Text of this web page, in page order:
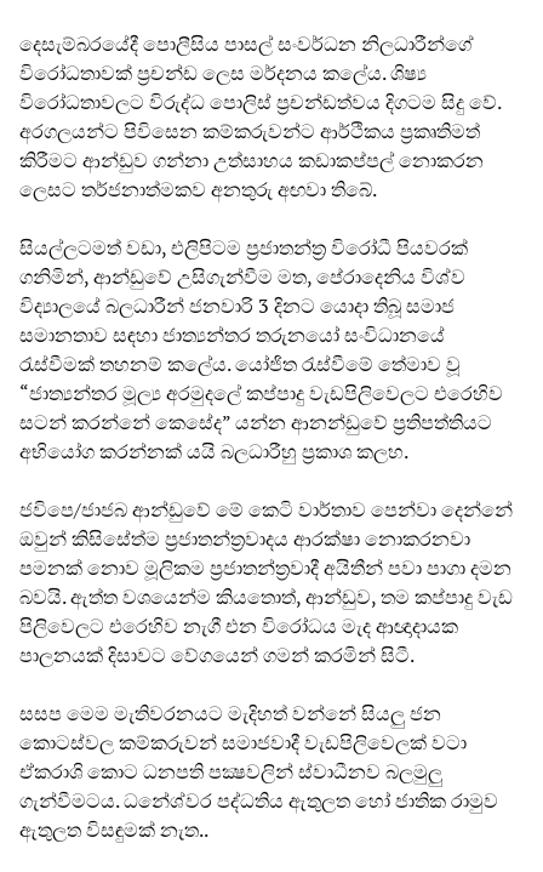
දෙසැම්බරයේදී පොලීසිය පාසල් සංවර්ධන නිලධාරීන්ගේ
විරෝධතාවක් ප්‍රචන්ඩ ලෙස මර්දනය කලේය. ශිෂ්‍ය
විරෝධතාවලට විරුද්ධ පොලිස් ප්‍රචන්ඩත්වය දිගටම සිදු වේ.
අරගලයන්ට පිවිසෙන කම්කරුවන්ට ආර්ථිකය ප්‍රකෘතිමත්
කිරීමට ආන්ඩුව ගන්නා උත්සාහය කඩාකප්පල් නොකරන
ලෙසට තර්ජනාත්මකව අනතුරු අඟවා තිබේ.
සියල්ලටමත් වඩා, එලිපිටම ප්‍රජාතන්ත්‍ර විරෝධී පියවරක්
ගනිමින්, ආන්ඩුවේ උසිගැන්වීම මත, පේරාදෙනිය විශ්ව
විද්‍යාලයේ බලධාරීන් ජනවාරි 3 දිනට යොදා තිබූ සමාජ
සමානතාව සඳහා ජාත්‍යන්තර තරුනයෝ සංවිධානයේ
රැස්වීමක් තහනම් කලේය. යෝජිත රැස්වීමේ තේමාව වූ
“ජාත්‍යන්තර මූල්‍ය අරමුදලේ කප්පාදු වැඩපිලිවෙලට එරෙහිව
සටන් කරන්නේ කෙසේද” යන්න ආනන්ඩුවේ ප්‍රතිපත්තියට
අභියෝග කරන්නක් යයි බලධාරීහු ප්‍රකාශ කලහ.
ජවිපෙ/ජාජබ ආන්ඩුවේ මේ කෙටි වාර්තාව පෙන්වා දෙන්නේ
ඔවුන් කිසිසේත්ම ප්‍රජාතන්ත්‍රවාදය ආරක්ෂා නොකරනවා
පමනක් නොව මූලිකම ප්‍රජාතන්ත්‍රවාදී අයිතීන් පවා පාගා දමන
බවයි. ඇත්ත වශයෙන්ම කියතොත්, ආන්ඩුව, තම කප්පාදු වැඩ
පිලිවෙලට එරෙහිව නැගී එන විරෝධය මැද ආඥාදායක
පාලනයක් දිසාවට වේගයෙන් ගමන් කරමින් සිටී.
සසප මෙම මැතිවරනයට මැදිහත් වන්නේ සියලු ජන
කොටස්වල කම්කරුවන් සමාජවාදී වැඩපිලිවෙලක් වටා
ඒකරාශි කොට ධනපති පක්‍ෂවලින් ස්වාධීනව බලමුලු
ගැන්වීමටය. ධනේශ්වර පද්ධතිය ඇතුලත හෝ ජාතික රාමුව
ඇතුලත විසඳුමක් නැත..